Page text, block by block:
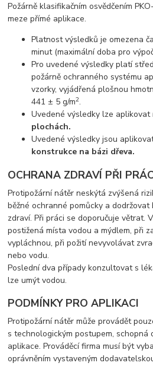
Požárně klasifikačním osvědčením
meze přímé aplikace.
Platnost výsledků je omezena
minut (maximální doba pro
Pro uvedené výsledky platí
požárně ochranného systému
vzorky, vyjádřená plošnou
441 ± 5 g/m2.
Uvedené výsledky lze
plochách.
Uvedené výsledky jsou
konstrukce na bázi dřeva.
OCHRANA ZDRAVÍ PŘI
Protipožární nátěr neskýtá zvýšená
běžné ochranné pomůcky a
zdraví. Při práci se doporučuje větrat.
postižená místa vodou a mýdlem, při
vypláchnou, při požití nevyvolávat
nebo vodu.
Poslední dva případy konzultovat s
lze umýt vodou.
PODMÍNKY PRO APLIKACI
Protipožární nátěr může provádět
s technologickým postupem, schopná
aplikace. Prováděcí firma musí být
oprávněním vystaveným